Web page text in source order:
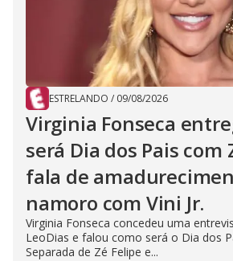
ESTRELANDO / 09/08/2026
Virginia Fonseca
será Dia dos Pais com
fala de
namoro com Vini Jr.
Virginia Fonseca concedeu uma
LeoDias e falou como será o Dia dos
Separada de Zé Felipe e...